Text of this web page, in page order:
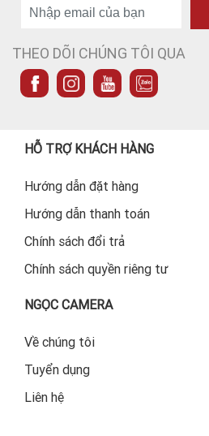
THEO DÕI CHÚNG TÔI QUA
HỖ TRỢ KHÁCH HÀNG
Hướng dẫn đặt hàng
Hướng dẫn thanh toán
Chính sách đổi trả
Chính sách quyền riêng tư
NGỌC CAMERA
Về chúng tôi
Tuyển dụng
Liên hệ